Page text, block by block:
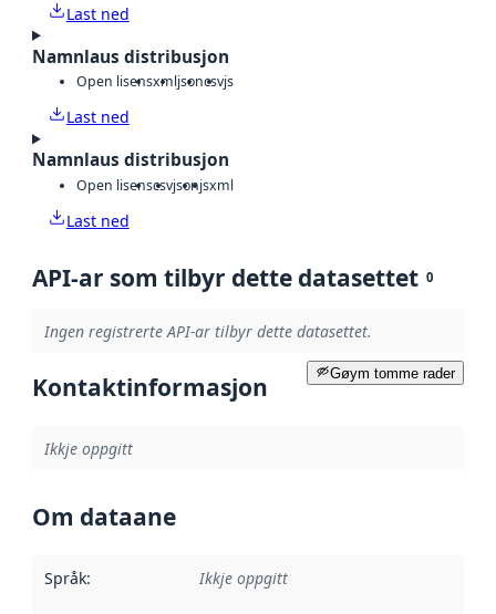
Last ned
Namnlaus distribusjon
Open lisensxmljsoncsvjs
Last ned
Namnlaus distribusjon
Open lisenscsvjsonjsxml
Last ned
API-ar som tilbyr dette datasettet 0
Ingen registrerte API-ar tilbyr dette datasettet.
Gøym tomme rader
Kontaktinformasjon
Ikkje oppgitt
Om dataane
Språk: Ikkje oppgitt